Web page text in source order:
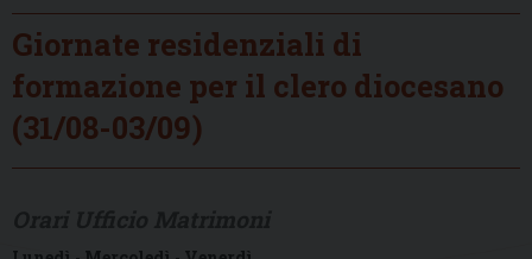
Giornate residenziali di
formazione per il clero diocesano
(31/08-03/09)